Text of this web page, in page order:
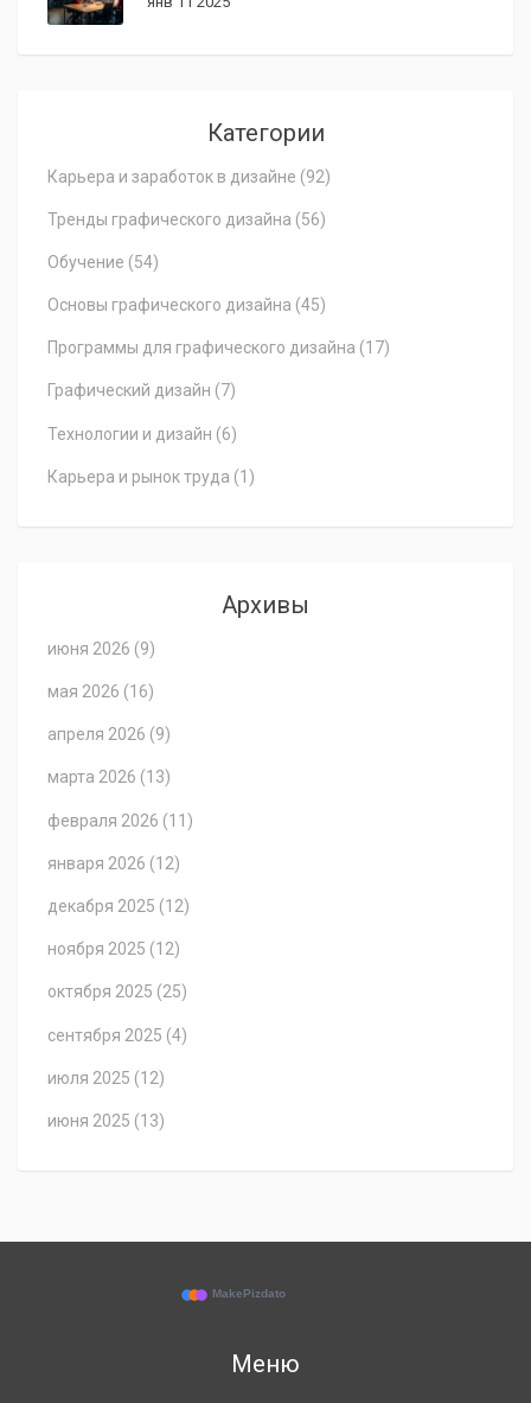
Категории
Карьера и заработок в дизайне (92)
Тренды графического дизайна (56)
Обучение (54)
Основы графического дизайна (45)
Программы для графического дизайна (17)
Графический дизайн (7)
Технологии и дизайн (6)
Карьера и рынок труда (1)
Архивы
июня 2026 (9)
мая 2026 (16)
апреля 2026 (9)
марта 2026 (13)
февраля 2026 (11)
января 2026 (12)
декабря 2025 (12)
ноября 2025 (12)
октября 2025 (25)
сентября 2025 (4)
июля 2025 (12)
июня 2025 (13)
Меню